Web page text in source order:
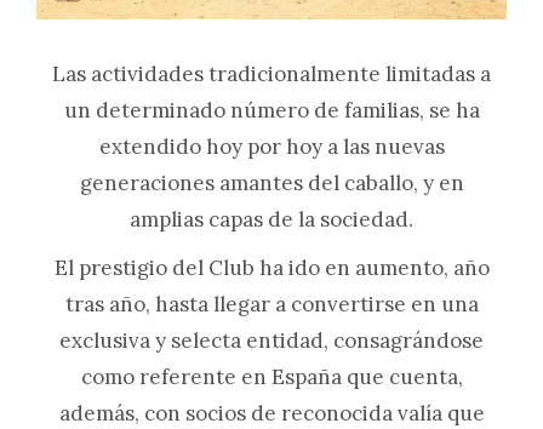
Las actividades tradicionalmente limitadas a
un determinado número de familias, se ha
extendido hoy por hoy a las nuevas
generaciones amantes del caballo, y en
amplias capas de la sociedad.
El prestigio del Club ha ido en aumento, año
tras año, hasta llegar a convertirse en una
exclusiva y selecta entidad, consagrándose
como referente en España que cuenta,
además, con socios de reconocida valía que